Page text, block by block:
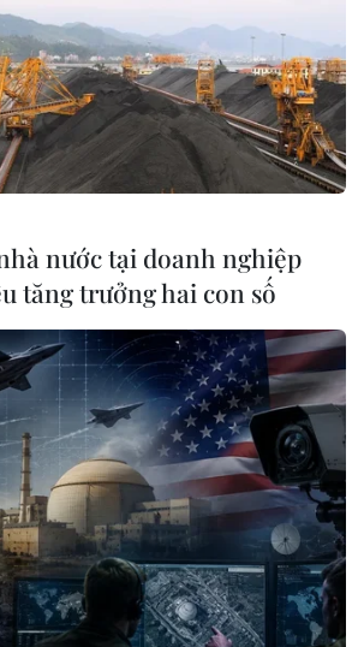
nước tại doanh nghiệp
tăng trưởng hai con số